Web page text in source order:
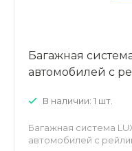
Багажная
автомобилей с
В наличии: 1 шт.
Багажная система
автомобилей с